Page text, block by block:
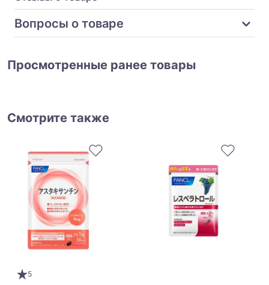
Вопросы о товаре
Просмотренные ранее товары
Смотрите также
5